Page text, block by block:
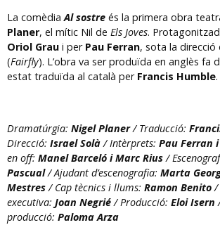
La comèdiaAl sostre és la primera obra
Planer, el mític Nil de Els Joves.
Oriol Grau i per Pau Ferran, sota la direcció
(Fairfly). L’obra va ser produïda en anglès fa
estat traduïda al català per Francis Humble.
Dramatúrgia: Nigel Planer/ Traducció:
Direcció: Israel Solà/ Intèrprets: Pau Ferran
en off: Manel Barceló i Marc Rius/
Pascual/ Ajudant d’escenografia: Marta
Mestres/ Cap tècnics i llums: Ramon Benito/
executiva: Joan Negrié/ Producció: Eloi Isern
producció: Paloma Arza